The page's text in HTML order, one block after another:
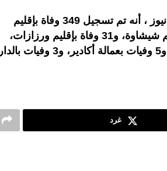
وأفادت وزارة الداخلية في بلاغ توصلت به أصوات نيوز ، أنه تم تسجيل 349 وفاة بإقليم
الحوز، و271 وفاة بإقليم تارودانت، و91 وفاة بإقليم شيشاوة، و31 وفاة بإقليم ورزازات،
و13 وفاة بعمالة مراكش، و11 وفاة بإقليم أزيلال، و5 وفيات بعمالة أكادير، و3 وفيات بالدار
غرد